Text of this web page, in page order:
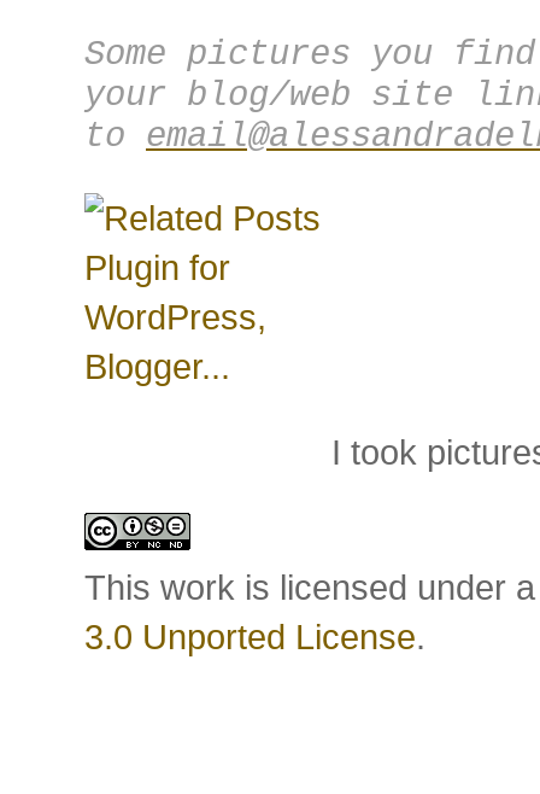
Some pictures you
your blog/web site
to
I took
This work is licensed under
3.0 Unported License.